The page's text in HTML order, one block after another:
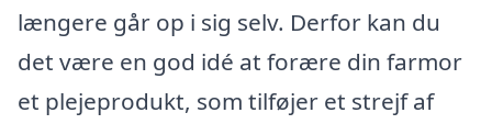
længere går op i sig selv. Derfor kan du
det være en god idé at forære din farmor
et plejeprodukt, som tilføjer et strejf af